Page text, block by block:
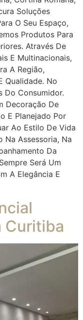
Soluções
O Seu Espaço,
Produtos Para
Através De
E Multinacionais,
A Região,
Qualidade. No
Do Consumidor.
Decoração De
E Planejado Por
Ao Estilo De Vida
Na Assessoria, Na
Da
Será Um
A Elegância E
Curitiba